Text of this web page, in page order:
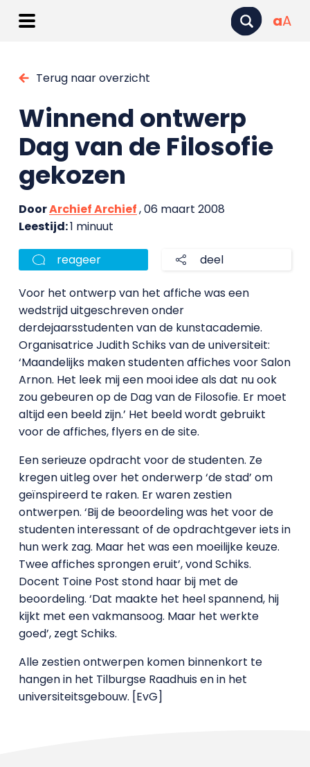
aA
Terug naar overzicht
Winnend ontwerp
Dag van de Filosofie
gekozen
DoorArchief Archief, 06 maart 2008
Leestijd:1 minuut
reageer deel
Voor het ontwerp van het affiche was een
wedstrijd uitgeschreven onder
derdejaarsstudenten van de kunstacademie.
Organisatrice Judith Schiks van de universiteit:
‘Maandelijks maken studenten affiches voor Salon
Arnon. Het leek mij een mooi idee als dat nu ook
zou gebeuren op de Dag van de Filosofie. Er moet
altijd een beeld zijn.’ Het beeld wordt gebruikt
voor de affiches, flyers en de site.
Een serieuze opdracht voor de studenten. Ze
kregen uitleg over het onderwerp ‘de stad’ om
geïnspireerd te raken. Er waren zestien
ontwerpen. ‘Bij de beoordeling was het voor de
studenten interessant of de opdrachtgever iets in
hun werk zag. Maar het was een moeilijke keuze.
Twee affiches sprongen eruit’, vond Schiks.
Docent Toine Post stond haar bij met de
beoordeling. ‘Dat maakte het heel spannend, hij
kijkt met een vakmansoog. Maar het werkte
goed’, zegt Schiks.
Alle zestien ontwerpen komen binnenkort te
hangen in het Tilburgse Raadhuis en in het
universiteitsgebouw. [EvG]